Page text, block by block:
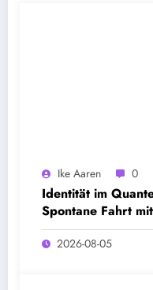
Ike Aaren 0
Identität im
Spontane Fahrt
2026-08-05